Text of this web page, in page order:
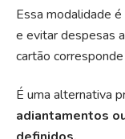
Essa modalidade
e evitar despesas
cartão
É uma alternativa
adiantamentos